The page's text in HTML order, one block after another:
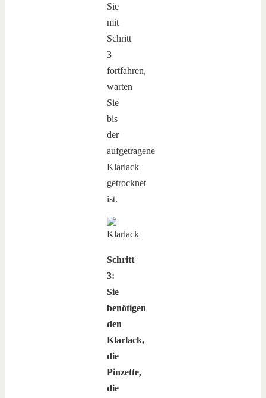
Sie
mit
Schritt
3
fortfahren,
warten
Sie
bis
der
aufgetragene
Klarlack
getrocknet
ist.
Schritt
3:
Sie
benötigen
den
Klarlack,
die
Pinzette,
die